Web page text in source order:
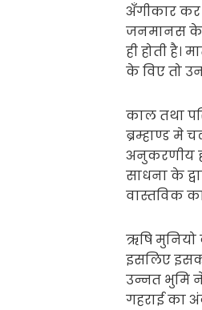
अँगीकार कर
जनमानस के
ही होती है।
के विए तो
काल तथा
ब्रम्हाण्ड मे
अनुकरणीय
साधना के
वास्तविक
ऋषि मुनियो
इसलिए
उन्नत भुमि
गहराई का